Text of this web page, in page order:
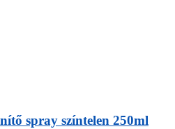
spray színtelen 250ml